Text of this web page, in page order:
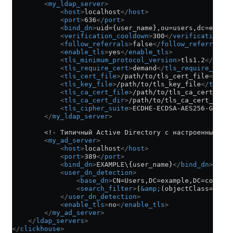
        <
my_ldap_server>
            <
host>localhost</ host>
            <
port>636</port>
            <
bind_dn>
            <
verification_cooldown>300</
            <
follow_referrals>false</follow_referrals
            <
enable_tls>yes</enable_tls>
            <
tls_minimum_protocol_version>tls1.2</
            <
tls_require_cert>demand</
            <
tls_cert_file> /path/to/tls_cert_file</
            <
tls_key_file> /path/to/tls_key_file</
            <
tls_ca_cert_file> /path/to/
            <
tls_ca_cert_dir> /path/to/tls_ca_cert_dir
            <
tls_cipher_suite>ECDHE-ECDSA-AES256-
        </
my_ldap_server>
<!- Типичный Active Directory с настроенным
        <
my_ad_server>
            <
host>localhost</ host>
            <
port>389</port>
            <
bind_dn>EXAMPLE\{user_name}</ bind_dn>
            <
user_dn_detection>
                <
base_dn>CN=Users,DC=example,DC=com
                <
search_filter> (&amp;
            </
user_dn_detection>
            <
enable_tls>no</enable_tls>
        </
my_ad_server>
    </
ldap_servers>
</clickhouse>